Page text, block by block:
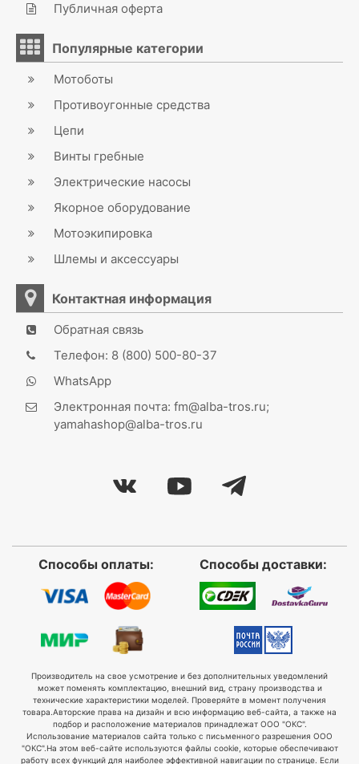
Публичная оферта
Популярные категории
Мотоботы
Противоугонные средства
Цепи
Винты гребные
Электрические насосы
Якорное оборудование
Мотоэкипировка
Шлемы и аксессуары
Контактная информация
Обратная связь
Телефон: 8 (800) 500-80-37
WhatsApp
Электронная почта: fm@alba-tros.ru;
yamahashop@alba-tros.ru
Способы оплаты: Способы доставки:
Производитель на свое усмотрение и без дополнительных уведомлений
может поменять комплектацию, внешний вид, страну производства и
технические характеристики моделей. Проверяйте в момент получения
товара.Авторские права на дизайн и всю информацию веб-сайта, а также на
подбор и расположение материалов принадлежат ООО "ОКС".
Использование материалов сайта только с письменного разрешения ООО
"ОКС".На этом веб-сайте используются файлы cookie, которые обеспечивают
работу всех функций для наиболее эффективной навигации по странице. Если